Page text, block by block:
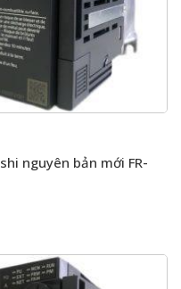
nguyên bản mới FR-